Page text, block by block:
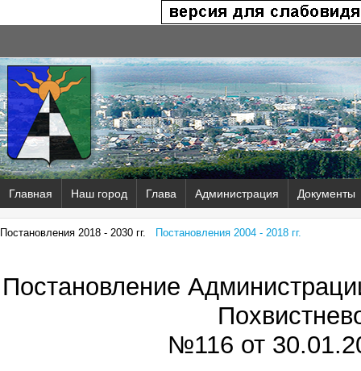
Главная Наш город Глава Администрация Документы
Постановления 2018 - 2030 гг. Постановления 2004 - 2018 гг.
Постановление
№116 от